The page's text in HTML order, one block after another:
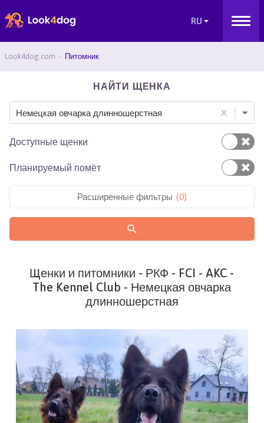
Look4dog.com Питомник
НАЙТИ ЩЕНКА
Немецкая овчарка длинношерстная
Доступные щенки
Планируемый помёт
Расширенные фильтры (0)
Щенки и питомники - РКФ - FCI - AKC -
The Kennel Club - Немецкая овчарка
длинношерстная